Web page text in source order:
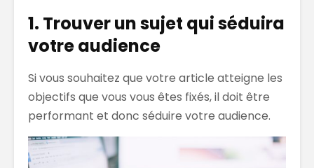
1. Trouver un sujet qui séduira
votre audience
Si vous souhaitez que votre article atteigne les
objectifs que vous vous êtes fixés, il doit être
performant et donc séduire votre audience.